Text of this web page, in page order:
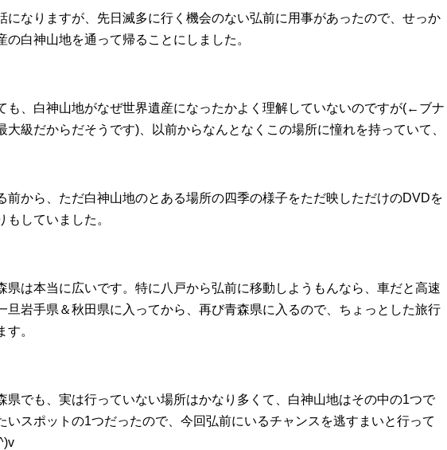
になりますが、先日滅多に行く機会のない弘前に用事があったので、せっか
の白神山地を通って帰ることにしました。
も、白神山地がなぜ世界遺産になったかよく理解していないのですが(←ブナ
大級だからだそうです)、以前からなんとなくこの場所に憧れを持っていて、
前から、ただ白神山地のとある場所の四季の様子をただ映しただけのDVDを
もしていました。
県は本当に広いです。特に八戸から弘前に移動しようもんなら、車だと高速
旦岩手県＆秋田県に入ってから、再び青森県に入るので、ちょっとした旅行
す。
県でも、実は行っていない場所はかなり多くて、白神山地はその中の1つで
いスポットの1つだったので、今回弘前にいるチャンスを逃すまいと行って